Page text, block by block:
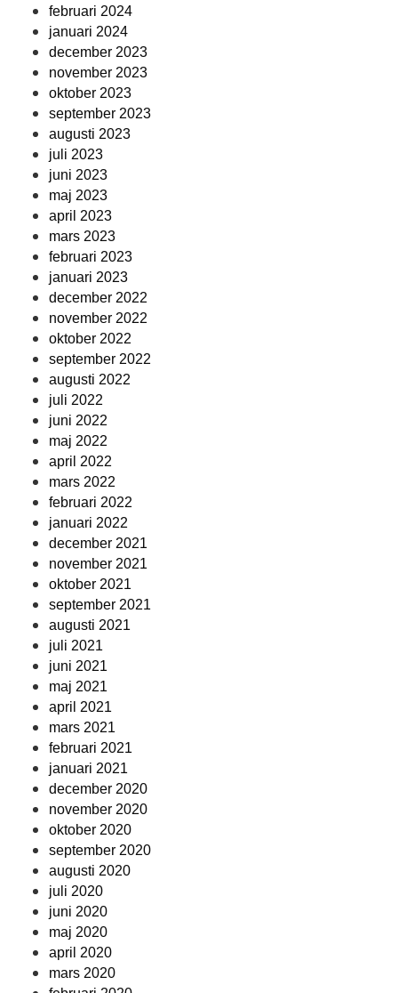
februari 2024
januari 2024
december 2023
november 2023
oktober 2023
september 2023
augusti 2023
juli 2023
juni 2023
maj 2023
april 2023
mars 2023
februari 2023
januari 2023
december 2022
november 2022
oktober 2022
september 2022
augusti 2022
juli 2022
juni 2022
maj 2022
april 2022
mars 2022
februari 2022
januari 2022
december 2021
november 2021
oktober 2021
september 2021
augusti 2021
juli 2021
juni 2021
maj 2021
april 2021
mars 2021
februari 2021
januari 2021
december 2020
november 2020
oktober 2020
september 2020
augusti 2020
juli 2020
juni 2020
maj 2020
april 2020
mars 2020